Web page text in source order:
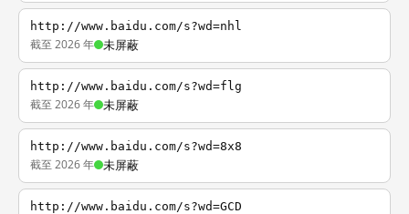
http://www.baidu.com/s?wd=nhl
截至 2026 年 未屏蔽
http://www.baidu.com/s?wd=flg
截至 2026 年 未屏蔽
http://www.baidu.com/s?wd=8x8
截至 2026 年 未屏蔽
http://www.baidu.com/s?wd=GCD